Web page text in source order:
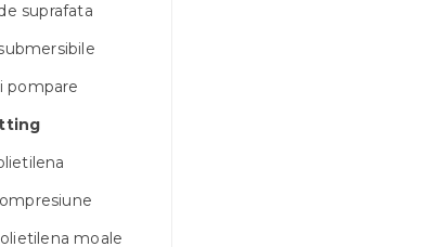
suprafata
pompare
moale